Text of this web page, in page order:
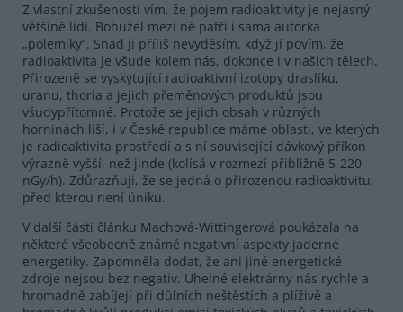
Z vlastní zkušenosti vím, že pojem radioaktivity je nejasný
většině lidí. Bohužel mezi ně patří i sama autorka
„polemiky“. Snad ji příliš nevyděsím, když jí povím, že
radioaktivita je všude kolem nás, dokonce i v našich tělech.
Přirozeně se vyskytující radioaktivní izotopy draslíku,
uranu, thoria a jejich přeměnových produktů jsou
všudypřítomné. Protože se jejich obsah v různých
horninách liší, i v České republice máme oblasti, ve kterých
je radioaktivita prostředí a s ní související dávkový příkon
výrazně vyšší, než jinde (kolísá v rozmezí přibližně 5-220
nGy/h). Zdůrazňuji, že se jedná o přirozenou radioaktivitu,
před kterou není úniku.
V další části článku Machová-Wittingerová poukázala na
některé všeobecně známé negativní aspekty jaderné
energetiky. Zapomněla dodat, že ani jiné energetické
zdroje nejsou bez negativ. Uhelné elektrárny nás rychle a
hromadně zabíjejí při důlních neštěstích a plíživě a